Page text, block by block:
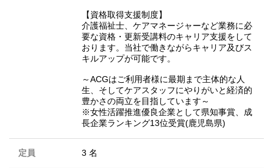
【資格取得支援制度】
介護福祉士、ケアマネージャーなど業務に必
要な資格・更新受講料のキャリア支援をして
おります。当社で働きながらキャリア及びス
キルアップが可能です。
～ACGはご利用者様に最期まで主体的な人
生、そしてケアスタッフにやりがいと経済的
豊かさの両立を目指しています～
※女性活躍推進優良企業として県知事賞、成
長企業ランキング13位受賞(鹿児島県)
定員 3 名